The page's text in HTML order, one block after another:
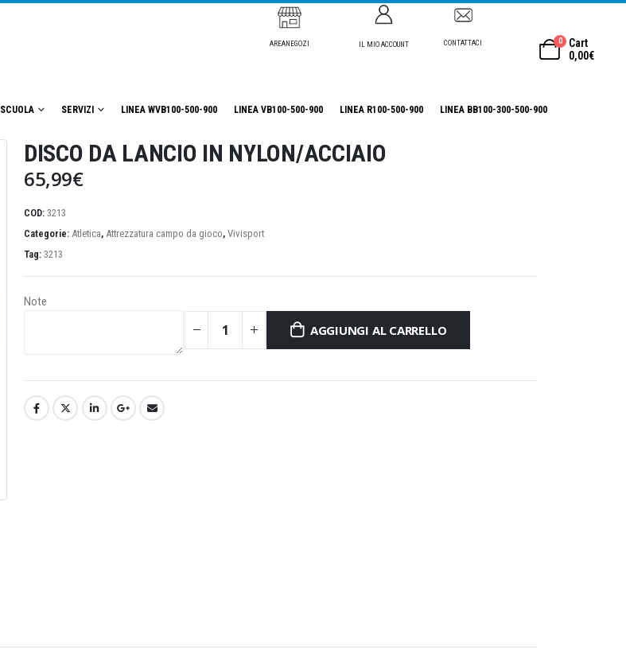
AREANEGOZI IL MIO ACCOUNT CONTATTACI 0
Cart
0,00€
SCUOLA SERVIZI LINEA WVB100-500-900 LINEA VB100-500-900 LINEA R100-500-900 LINEA BB100-300-500-900
DISCO DA LANCIO IN NYLON/ACCIAIO
65,99€
COD: 3213
Categorie: Atletica, Attrezzatura campo da gioco, Vivisport
Tag: 3213
Note
AGGIUNGI AL CARRELLO